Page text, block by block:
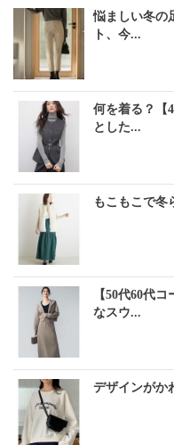
悩ましい冬の
ト、今...
何を着る？【
とした...
もこもこで
【50代60代
なスウ...
デザインがか